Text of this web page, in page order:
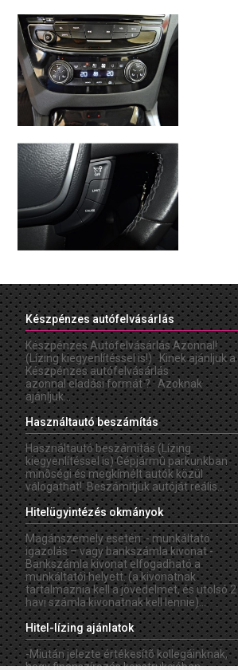
Készpénzes autófelvásárlás
Készpénzes Autófelvásárlás Azonnal!
(Lízing kiegyenlítéssel is!) Kinek ajánljuk a
Készpénzes autófelvásárlás
azonnal eladási formát ? Azoknak
ajánljuk...
Használtautó beszámítás
Használtautó beszámítás (Lízing
kiegyenlítéssel is) Gépjármû parkunkban
minõségi és megkímélt autók közül
válogathat! Beszámítjuk autóját reális...
Hitelügyintézés okmányok
Magánszemély esetén: - munkáltató
igazolás – vagy bankszámla kivonat -
Bankszámla kivonat elfogadható a
munkáltatói helyett. (a kivonatnak
tartalmaznia kell a jövedelmet, és utolsó 2
havi számla kivonatnak kell lennie)...
Hitel-lízing ajánlatok
-Miután jelezte értékesítõ kollegáinknak,
hogy finanszírozás konstrukcióban